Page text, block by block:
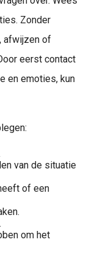
Zonder
afwijzen of
eerst contact
en emoties, kun
van de situatie
of een
om het